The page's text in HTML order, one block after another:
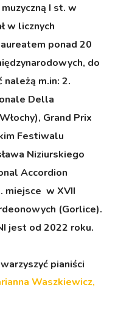
I st. w
w licznych
ponad 20
do
należą m.in: 2.
Della
Grand Prix
Festiwalu
Niziurskiego
Accordion
miejsce w XVII
(Gorlice).
jest od 2022 roku.
pianiści
Waszkiewicz,